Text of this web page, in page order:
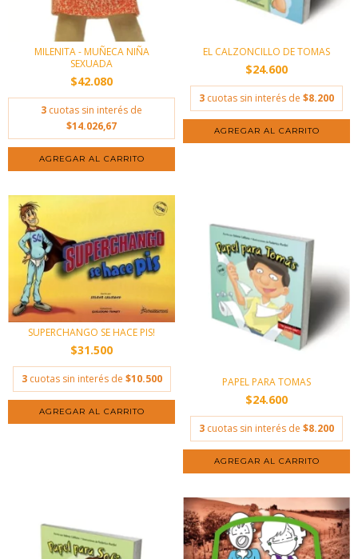
MILENITA - MUÑECA NIÑA
SEXUADA
$42.080
3 cuotas sin interés de
$14.026,67
EL CALZONCILLO DE TOMAS
$24.600
3 cuotas sin interés de $8.200
SUPERCHANGO SE HACE PIS!
$31.500
3 cuotas sin interés de $10.500 PAPEL PARA TOMAS
$24.600
3 cuotas sin interés de $8.200